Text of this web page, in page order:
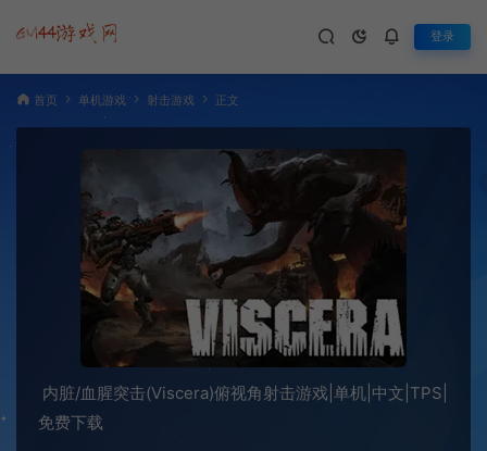
登录
首页 单机游戏 射击游戏 正文
内脏/血腥突击(Viscera)俯视角射击游戏|单机|中文|TPS|
免费下载